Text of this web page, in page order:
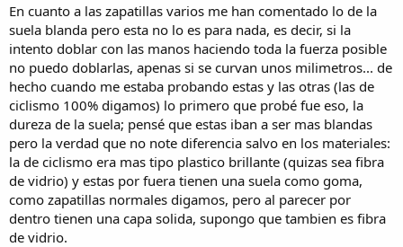
En cuanto a las zapatillas varios me han comentado lo de la
suela blanda pero esta no lo es para nada, es decir, si la
intento doblar con las manos haciendo toda la fuerza posible
no puedo doblarlas, apenas si se curvan unos milimetros... de
hecho cuando me estaba probando estas y las otras (las de
ciclismo 100% digamos) lo primero que probé fue eso, la
dureza de la suela; pensé que estas iban a ser mas blandas
pero la verdad que no note diferencia salvo en los materiales:
la de ciclismo era mas tipo plastico brillante (quizas sea fibra
de vidrio) y estas por fuera tienen una suela como goma,
como zapatillas normales digamos, pero al parecer por
dentro tienen una capa solida, supongo que tambien es fibra
de vidrio.